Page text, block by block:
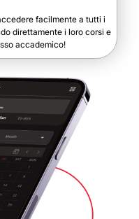
facilmente a tutti i
direttamente i loro corsi e
accademico!